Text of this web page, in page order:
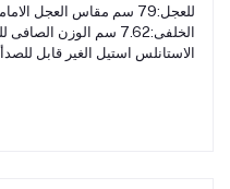
الاستانلس استيل الغير قابل للصدأ